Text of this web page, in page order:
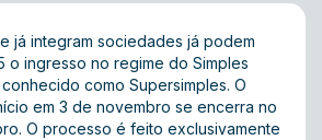
já integram sociedades já podem
o ingresso no regime do Simples
como Supersimples. O
em 3 de novembro se encerra no
O processo é feito exclusivamente